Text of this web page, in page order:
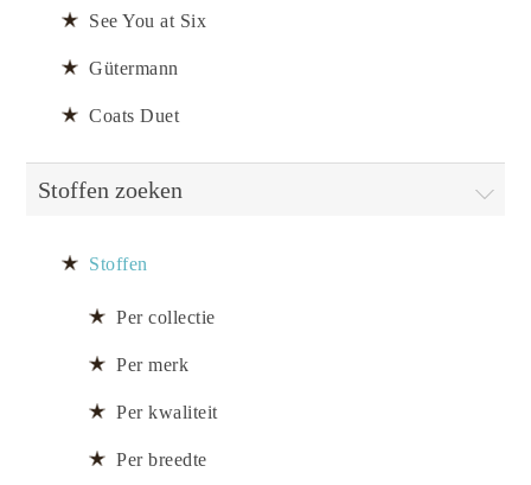
See You at Six
Gütermann
Coats Duet
Stoffen zoeken
Stoffen
Per collectie
Per merk
Per kwaliteit
Per breedte